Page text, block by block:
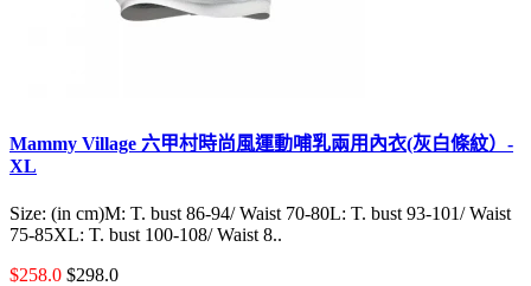
Mammy Village 六甲村時尚風運動哺乳兩用內衣(灰白條紋）-
XL
Size: (in cm)M: T. bust 86-94/ Waist 70-80L: T. bust 93-101/ Waist
75-85XL: T. bust 100-108/ Waist 8..
$258.0 $298.0